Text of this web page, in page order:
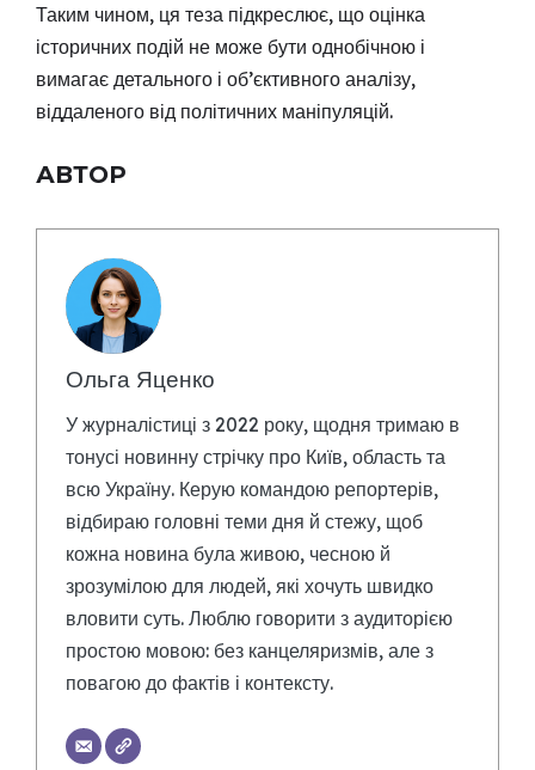
Таким чином, ця теза підкреслює, що оцінка
історичних подій не може бути однобічною і
вимагає детального і об’єктивного аналізу,
віддаленого від політичних маніпуляцій.
АВТОР
Ольга Яценко
У журналістиці з 2022 року, щодня тримаю в
тонусі новинну стрічку про Київ, область та
всю Україну. Керую командою репортерів,
відбираю головні теми дня й стежу, щоб
кожна новина була живою, чесною й
зрозумілою для людей, які хочуть швидко
вловити суть. Люблю говорити з аудиторією
простою мовою: без канцеляризмів, але з
повагою до фактів і контексту.